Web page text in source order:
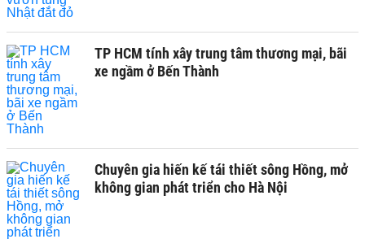
TP HCM tính xây trung tâm thương mại, bãi
xe ngầm ở Bến Thành
Chuyên gia hiến kế tái thiết sông Hồng, mở
không gian phát triển cho Hà Nội